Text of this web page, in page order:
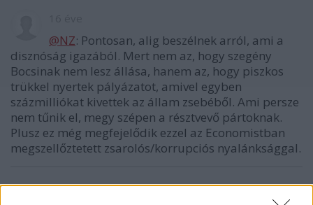
@NZ: Pontosan, alig beszélnek arról, ami a
disznóság igazából. Mert nem az, hogy szegény
Bocsinak nem lesz állása, hanem az, hogy piszkos
trükkel nyertek pályázatot, amivel egyben
százmilliókat kivettek az állam zsebéből. Ami persze
nem tűnik el, megy szépen a résztvevő pártoknak.
Plusz ez még megfejelődik ezzel az Economistban
megszellőztetett zsarolós/korrupciós nyalánksággal.